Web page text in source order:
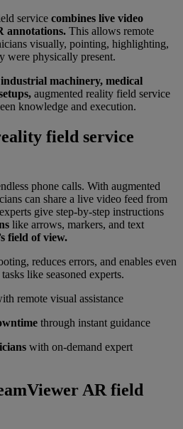
service combines live video
annotations. This allows remote
visually, pointing, highlighting,
were physically present.
industrial machinery, medical
augmented reality field service
knowledge and execution.
field service
phone calls. With augmented
can share a live video feed from
give step-by-step instructions
like arrows, markers, and text
field of view.
reduces errors, and enables even
like seasoned experts.
remote visual assistance
through instant guidance
with on-demand expert
AR field